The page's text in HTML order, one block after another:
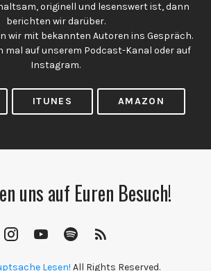
originell und lesenswert ist, dann
berichten wir darüber.
wir mit bekannten Autoren ins Gespräch.
mal auf unserem Podcast-Kanal oder auf
Instagram.
ITUNES AMAZON
uns auf Euren Besuch!
InstagramYouTube
Channel
Spotify
Lesen! All Rights Reserved.